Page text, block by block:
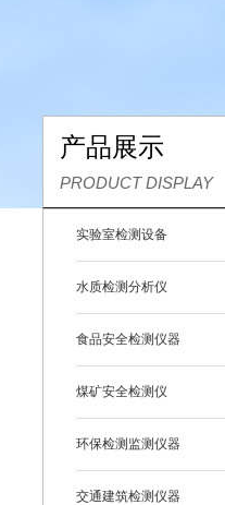
产品展示
PRODUCT DISPLAY
实验室检测设备
水质检测分析仪
食品安全检测仪器
煤矿安全检测仪
环保检测监测仪器
交通建筑检测仪器